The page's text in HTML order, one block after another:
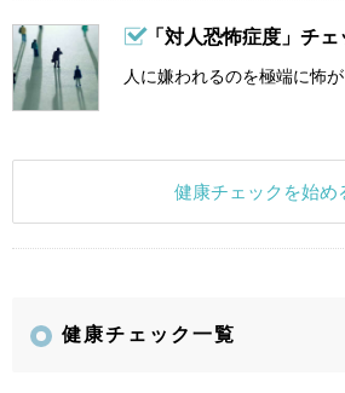
「対人恐怖症度」チェ
人に嫌われるのを極端に怖
健康チェックを始め
健康チェック一覧